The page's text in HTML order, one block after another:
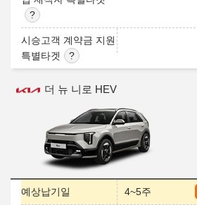
시승고객 계약금 지원
특별타겟
더 뉴 니로 HEV
예상납기일 4~5주